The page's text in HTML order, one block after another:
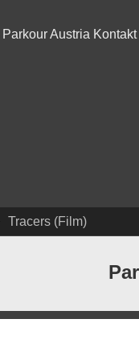
Parkour Austria Kontakt
Tracers (Film)